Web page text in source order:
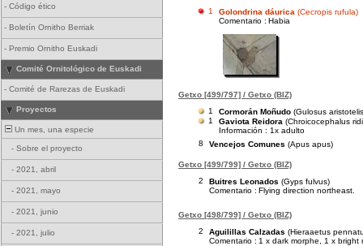
- Código ético
- Boletín Ornitho Berriak
- Premio Ornitho Euskadi
Comité Ornitológico de Euskadi
- Comité de Rarezas de Euskadi
Proyectos
Un mes, una especie
- Sobre el proyecto
- 2021, abril
- 2021, mayo
- 2021, junio
- 2021, julio
1
Golondrina dáurica (Cecropis rufula)
Comentario : Habia
Getxo [499/797] / Getxo (BIZ)
1
Cormorán Moñudo (Gulosus
1
Gaviota Reidora (Chroicocephalus
Información : 1x adulto
8
Vencejos Comunes (Apus apus)
Getxo [499/799] / Getxo (BIZ)
2
Buitres Leonados (Gyps fulvus)
Comentario : Flying direction northeast.
Getxo [498/799] / Getxo (BIZ)
2
Aguilillas Calzadas (Hieraaetus
Comentario : 1 x dark morphe, 1 x bright